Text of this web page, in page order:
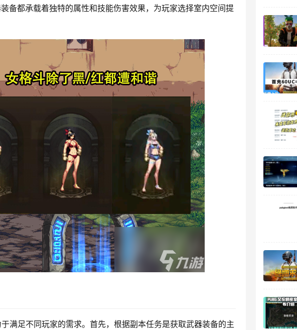
备都承载着独特的属性和技能伤害效果，为玩家选择室内空间提
满足不同玩家的需求。首先，根据副本任务是获取武器装备的主